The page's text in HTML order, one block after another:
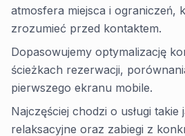
atmosfera miejsca i ograniczeń,
zrozumieć przed kontaktem.
Dopasowujemy optymalizację
ścieżkach rezerwacji,
pierwszego ekranu mobile.
Najczęściej chodzi o usługi takie
relaksacyjne oraz zabiegi z